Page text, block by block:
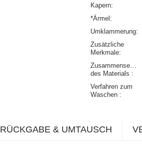
Kapern
*Ärmel
Umklammerung
Zusätzliche
Merkmale
des Materials
Verfahren zum
Waschen
RÜCKGABE & UMTAUSCH